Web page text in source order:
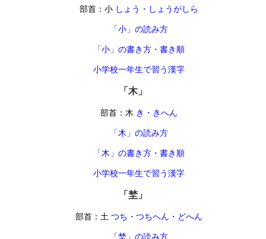
部首：小 しょう・しょうがしら
「小」の読み方
「小」の書き方・書き順
小学校一年生で習う漢字
「木」
部首：木 き・きへん
「木」の読み方
「木」の書き方・書き順
小学校一年生で習う漢字
「埜」
部首：土 つち・つちへん・どへん
「埜」の読み方